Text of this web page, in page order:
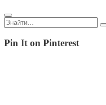
Пошук:
Pin It on Pinterest